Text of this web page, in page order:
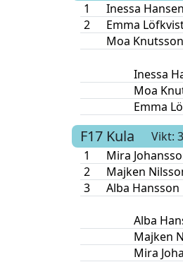
1
Inessa Hansen
2
Emma
Moa Knutsson
Inessa
Moa
Emma
F17 Kula Vikt:
1
Mira
2
Majken
3
Alba Hansson
Alba
Majken
Mira